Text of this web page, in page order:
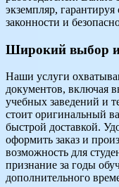
экземпляр,
законности и
Широкий выбор и
Наши услуги
документов, включая
учебных заведений и
стоит оригинальный
быстрой доставкой.
оформить заказ и
возможность для
признание за годы
дополнительного